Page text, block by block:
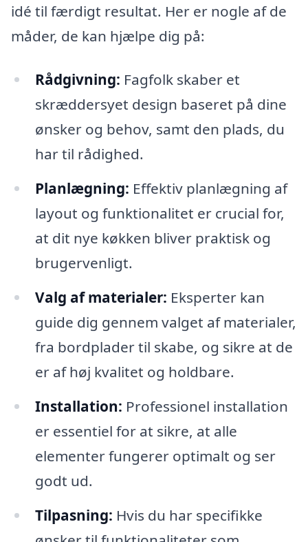
idé til færdigt resultat. Her er nogle af de
måder, de kan hjælpe dig på:
Rådgivning: Fagfolk skaber et
skræddersyet design baseret på dine
ønsker og behov, samt den plads, du
har til rådighed.
Planlægning: Effektiv planlægning af
layout og funktionalitet er crucial for,
at dit nye køkken bliver praktisk og
brugervenligt.
Valg af materialer: Eksperter kan
guide dig gennem valget af materialer,
fra bordplader til skabe, og sikre at de
er af høj kvalitet og holdbare.
Installation: Professionel installation
er essentiel for at sikre, at alle
elementer fungerer optimalt og ser
godt ud.
Tilpasning: Hvis du har specifikke